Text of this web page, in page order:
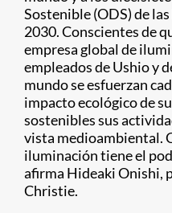
Sostenible (ODS) de
2030. Conscientes de
empresa global de
empleados de Ushio y
mundo se esfuerzan
impacto ecológico de
sostenibles sus
vista medioambiental.
iluminación tiene el
afirma Hideaki Onishi,
Christie.